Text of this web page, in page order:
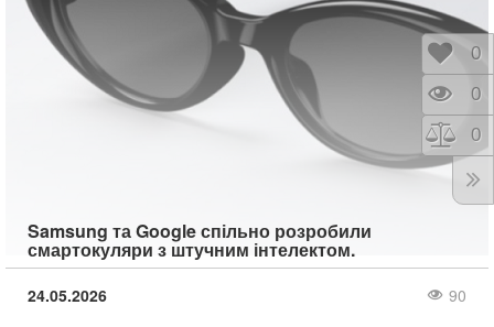
Samsung та Google спільно розробили
смартокуляри з штучним інтелектом.
24.05.2026
90
0
0
0